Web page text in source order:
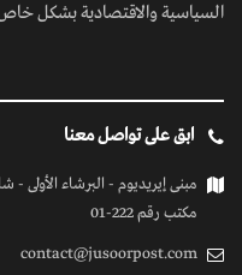
السياسية والاقتصادية بشكل
ابق على تواصل معنا
مبنى إيريديوم - البرشاء الأولى -
مكتب رقم 222-01
contact@jusoorpost.com